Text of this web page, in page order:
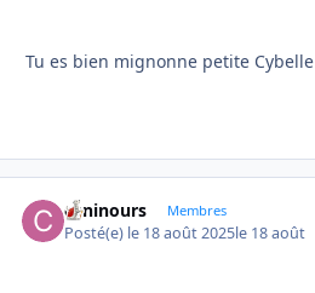
Tu es bien mignonne petite Cybelle
caninours Membres
Posté(e) le 18 août 2025le 18 août